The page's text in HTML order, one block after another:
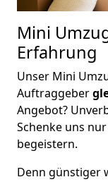
Mini
Erfahrung
Unser Mini
Auftraggeber
Angebot?
Schenke uns
begeistern.
Denn günstiger